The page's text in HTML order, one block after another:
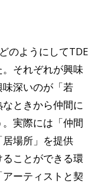
のようにしてTDE
それぞれが興味
深いのが「若
ときから仲間に
実際には「仲間
場所」を提供
ことができる環
ーティストと契